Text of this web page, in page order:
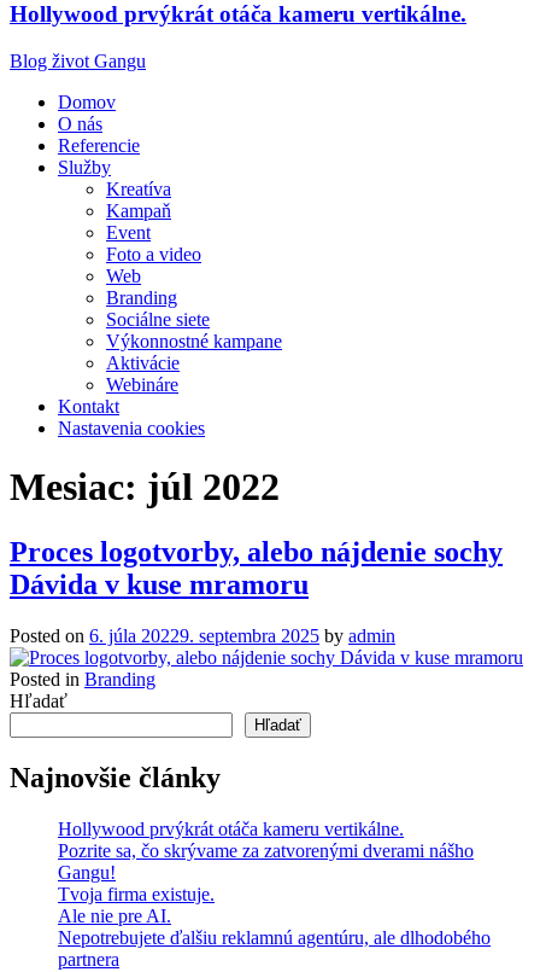
Hollywood prvýkrát otáča kameru vertikálne.
Blog život Gangu
Domov
O nás
Referencie
Služby
Kreatíva
Kampaň
Event
Foto a video
Web
Branding
Sociálne siete
Výkonnostné kampane
Aktivácie
Webináre
Kontakt
Nastavenia cookies
Mesiac: júl 2022
Proces logotvorby, alebo nájdenie sochy
Dávida v kuse mramoru
Posted on 6. júla 20229. septembra 2025 by admin
Posted in Branding
Hľadať
Hľadať
Najnovšie články
Hollywood prvýkrát otáča kameru vertikálne.
Pozrite sa, čo skrývame za zatvorenými dverami nášho
Gangu!
Tvoja firma existuje.
Ale nie pre AI.
Nepotrebujete ďalšiu reklamnú agentúru, ale dlhodobého
partnera